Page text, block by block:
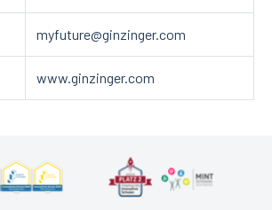
myfuture@ginzinger.com
www.ginzinger.com